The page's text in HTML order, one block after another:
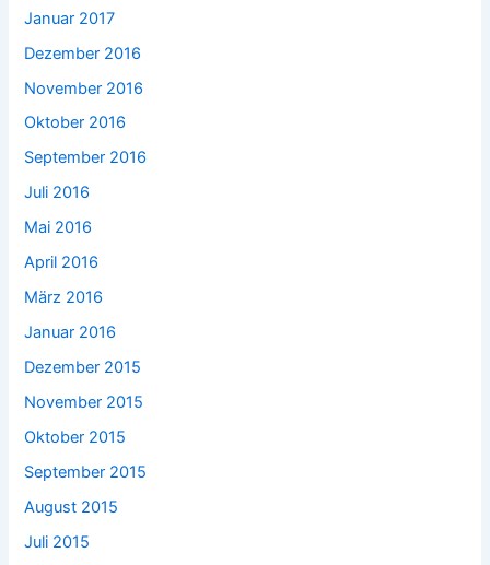
Januar 2017
Dezember 2016
November 2016
Oktober 2016
September 2016
Juli 2016
Mai 2016
April 2016
März 2016
Januar 2016
Dezember 2015
November 2015
Oktober 2015
September 2015
August 2015
Juli 2015